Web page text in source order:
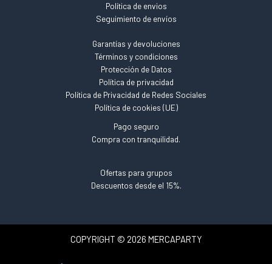
Política de envios
Seguimiento de envíos
Garantías y devoluciones
Términos y condiciones
Protección de Datos
Política de privacidad
Política de Privacidad de Redes Sociales
Política de cookies (UE)
Pago seguro
Compra con tranquilidad.
Ofertas para grupos
Descuentos desde el 15%.
COPYRIGHT © 2026 MERCAPARTY